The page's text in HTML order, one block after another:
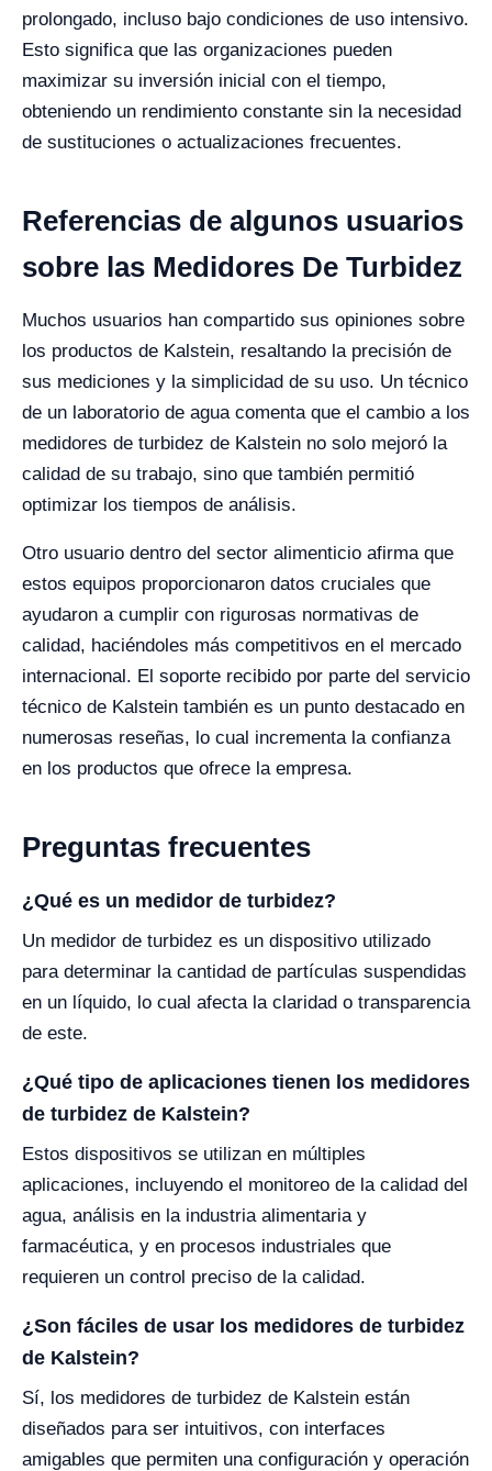
prolongado, incluso bajo condiciones de uso intensivo.
Esto significa que las organizaciones pueden
maximizar su inversión inicial con el tiempo,
obteniendo un rendimiento constante sin la necesidad
de sustituciones o actualizaciones frecuentes.
Referencias de algunos usuarios
sobre las Medidores De Turbidez
Muchos usuarios han compartido sus opiniones sobre
los productos de Kalstein, resaltando la precisión de
sus mediciones y la simplicidad de su uso. Un técnico
de un laboratorio de agua comenta que el cambio a los
medidores de turbidez de Kalstein no solo mejoró la
calidad de su trabajo, sino que también permitió
optimizar los tiempos de análisis.
Otro usuario dentro del sector alimenticio afirma que
estos equipos proporcionaron datos cruciales que
ayudaron a cumplir con rigurosas normativas de
calidad, haciéndoles más competitivos en el mercado
internacional. El soporte recibido por parte del servicio
técnico de Kalstein también es un punto destacado en
numerosas reseñas, lo cual incrementa la confianza
en los productos que ofrece la empresa.
Preguntas frecuentes
¿Qué es un medidor de turbidez?
Un medidor de turbidez es un dispositivo utilizado
para determinar la cantidad de partículas suspendidas
en un líquido, lo cual afecta la claridad o transparencia
de este.
¿Qué tipo de aplicaciones tienen los medidores
de turbidez de Kalstein?
Estos dispositivos se utilizan en múltiples
aplicaciones, incluyendo el monitoreo de la calidad del
agua, análisis en la industria alimentaria y
farmacéutica, y en procesos industriales que
requieren un control preciso de la calidad.
¿Son fáciles de usar los medidores de turbidez
de Kalstein?
Sí, los medidores de turbidez de Kalstein están
diseñados para ser intuitivos, con interfaces
amigables que permiten una configuración y operación